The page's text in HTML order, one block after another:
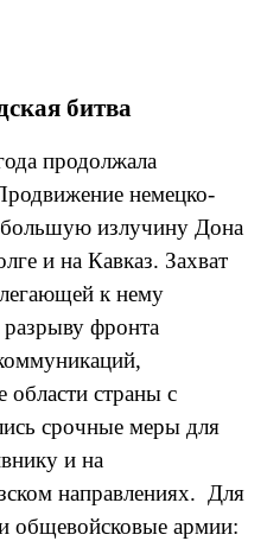
битва
продолжала
немецко-
излучину Дона
и на Кавказ. Захват
к нему
разрыву фронта
страны с
срочные меры для
и на
направлениях. Для
общевойсковые армии: